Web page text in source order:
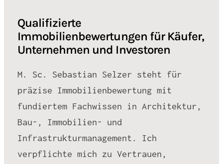
Qualifizierte
Immobilienbewertungen für Käufer,
Unternehmen und Investoren
M. Sc. Sebastian Selzer steht für
präzise Immobilienbewertung mit
fundiertem Fachwissen in Architektur,
Bau-, Immobilien- und
Infrastrukturmanagement. Ich
verpflichte mich zu Vertrauen,